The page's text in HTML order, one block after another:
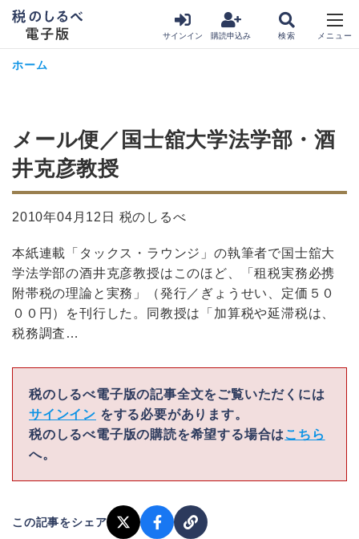
サインイン 購読申込み
ホーム
メール便／国士舘大学法学部・酒
井克彦教授
2010年04月12日 税のしるべ
本紙連載「タックス・ラウンジ」の執筆者で国士舘大
学法学部の酒井克彦教授はこのほど、「租税実務必携
附帯税の理論と実務」（発行／ぎょうせい、定価５０
００円）を刊行した。同教授は「加算税や延滞税は、
税務調査…
税のしるべ電子版の記事全文をご覧いただくには
サインイン をする必要があります。
税のしるべ電子版の購読を希望する場合は こちら
へ。
この記事をシェア